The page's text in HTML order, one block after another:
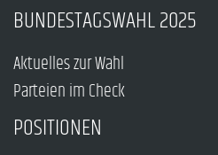
BUNDESTAGSWAHL 2025
Aktuelles zur Wahl
Parteien im Check
POSITIONEN